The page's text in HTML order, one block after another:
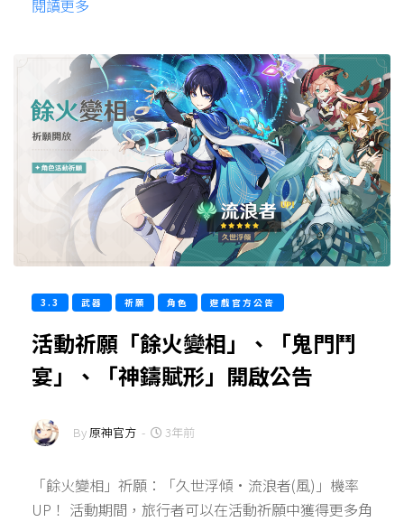
閱讀更多
3.3 武器 祈願 角色 遊戲官方公告
活動祈願「餘火變相」、「鬼門鬥
宴」、「神鑄賦形」開啟公告
By原神官方 - 3年前
「餘火變相」祈願：「久世浮傾·流浪者(風)」機率
UP！ 活動期間，旅行者可以在活動祈願中獲得更多角